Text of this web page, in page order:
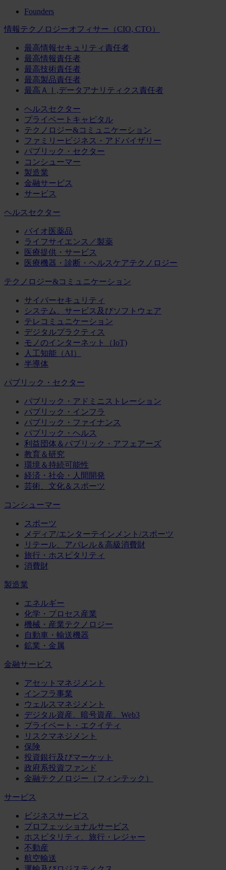
Founders
情報テクノロジーオフィサー（CIO, CTO）
最高情報セキュリティ責任者
最高情報責任者
最高技術責任者
最高製品責任者
最高ＡＩ,データアナリティクス責任者
ヘルスセクター
プライベートキャピタル
テクノロジー&コミュニケーション
ファミリービジネス・アドバイザリー
パブリック・セクター
コンシューマー
製造業
金融サービス
サービス
ヘルスセクター
バイオ医薬品
ライフサイエンス／製薬
医療提供・サービス
医療機器・診断・ヘルスケアテクノロジー
テクノロジー&コミュニケーション
サイバーセキュリティ
システム、サービス及びソフトウェア
テレコミュニケーション
デジタルプラクティス
モノのインターネット（IoT)
人工知能（AI）
半導体
パブリック・セクター
パブリック・アドミニストレーション
パブリック・インフラ
パブリック・ファイナンス
パブリック・ヘルス
利益団体＆パブリック・アフェアーズ
教育＆研究
環境＆持続可能性
経済・社会・人間開発
芸術、文化＆スポーツ
コンシューマー
スポーツ
メディア/エンターテインメント/スポーツ
リテール、アパレル＆高級消費財
旅行・ホスピタリティ
消費財
製造業
エネルギー
化学・プロセス産業
機械・産業テクノロジー
自動車・輸送機器
鉱業・金属
金融サービス
アセットマネジメント
インフラ事業
ウェルスマネジメント
デジタル資産、暗号資産、Web3
プライベート・エクイティ
リスクマネジメント
保険
投資銀行及びマーケット
政府系投資ファンド
金融テクノロジー（フィンテック）
サービス
ビジネスサービス
プロフェッショナルサービス
ホスピタリティ、旅行・レジャー
不動産
航空輸送